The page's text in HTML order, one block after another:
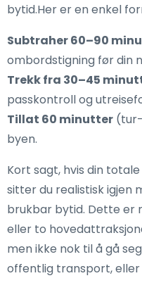
bytid.Her er en enkel
Subtraher 60–90
ombordstigning før din
Trekk fra 30–45
passkontroll og
Tillat 60 minutter
byen.
Kort sagt, hvis din
sitter du realistisk igjen
brukbar bytid. Dette er
eller to
men ikke nok til å gå
offentlig transport, eller